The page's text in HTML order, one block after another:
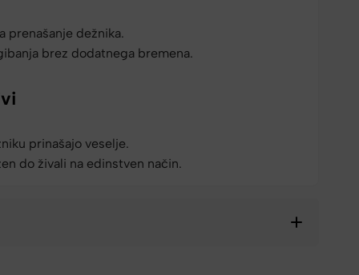
prenašanje dežnika.
brez dodatnega bremena.
prinašajo veselje.
do živali na edinstven način.